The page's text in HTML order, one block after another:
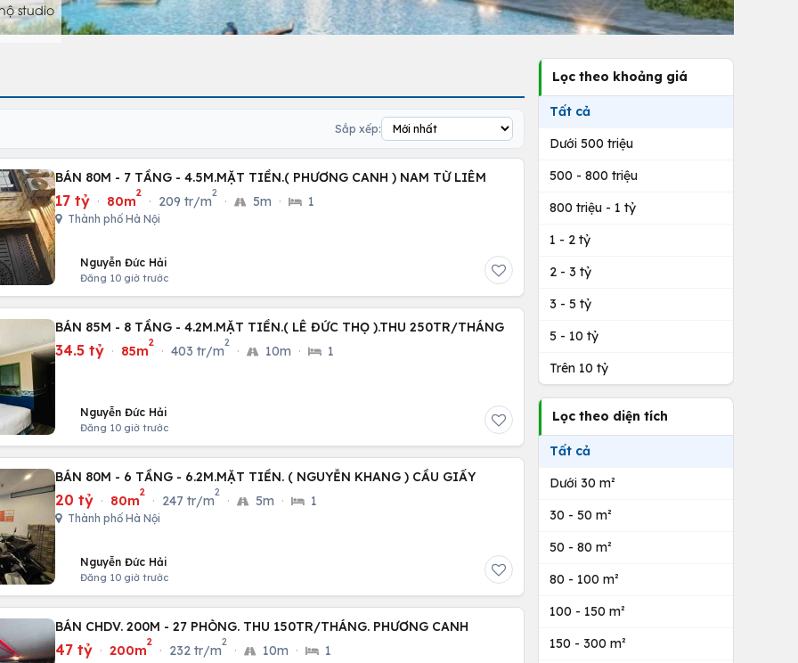
studio
Sắp xếp:
BÁN 80M - 7 TẦNG - 4.5M.MẶT TIỀN.( PHƯƠNG CANH ) NAM TỪ LIÊM
17 tỷ · 80m
2
· 209 tr/m
2
· 5m · 1
Thành phố Hà Nội
Nguyễn Đức Hải
Đăng 10 giờ trước
BÁN 85M - 8 TẦNG - 4.2M.MẶT TIỀN.( LÊ ĐỨC THỌ ).THU 250TR/THÁNG
34.5 tỷ · 85m
2
· 403 tr/m
2
· 10m · 1
Nguyễn Đức Hải
Đăng 10 giờ trước
BÁN 80M - 6 TẦNG - 6.2M.MẶT TIỀN. ( NGUYỄN KHANG ) CẦU GIẤY
20 tỷ · 80m
2
· 247 tr/m
2
· 5m · 1
Thành phố Hà Nội
Nguyễn Đức Hải
Đăng 10 giờ trước
BÁN CHDV. 200M - 27 PHÒNG. THU 150TR/THÁNG. PHƯƠNG CANH
47 tỷ · 200m
2
· 232 tr/m
2
· 10m · 1
Lọc theo khoảng giá
Tất cả
Dưới 500 triệu
500 - 800 triệu
800 triệu - 1 tỷ
1 - 2 tỷ
2 - 3 tỷ
3 - 5 tỷ
5 - 10 tỷ
Trên 10 tỷ
Lọc theo diện tích
Tất cả
Dưới 30 m²
30 - 50 m²
50 - 80 m²
80 - 100 m²
100 - 150 m²
150 - 300 m²